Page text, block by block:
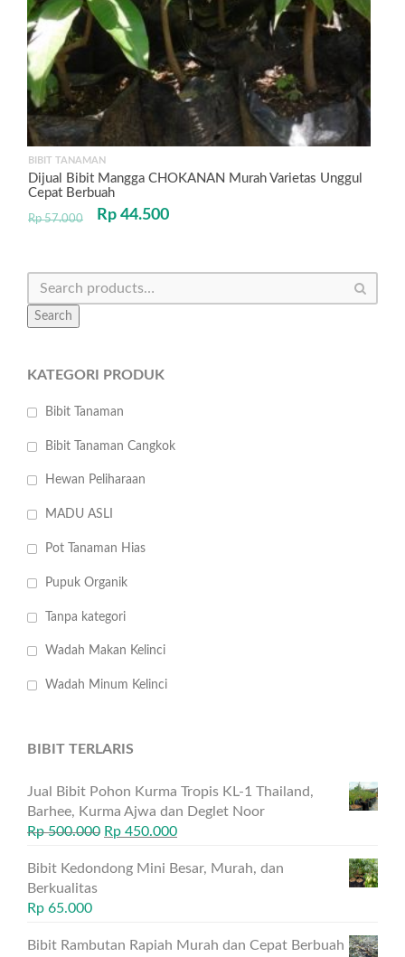
BIBIT TANAMAN
Dijual Bibit Mangga CHOKANAN Murah Varietas Unggul
Cepat Berbuah
Rp57.000 Rp 44.500
Search
KATEGORI PRODUK
Bibit Tanaman
Bibit Tanaman Cangkok
Hewan Peliharaan
MADU ASLI
Pot Tanaman Hias
Pupuk Organik
Tanpa kategori
Wadah Makan Kelinci
Wadah Minum Kelinci
BIBIT TERLARIS
Jual Bibit Pohon Kurma Tropis KL-1 Thailand,
Barhee, Kurma Ajwa dan Deglet Noor
Rp500.000 Rp 450.000
Bibit Kedondong Mini Besar, Murah, dan
Berkualitas
Rp 65.000
Bibit Rambutan Rapiah Murah dan Cepat Berbuah